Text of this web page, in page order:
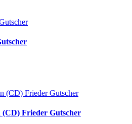
(CD) Frieder Gutscher